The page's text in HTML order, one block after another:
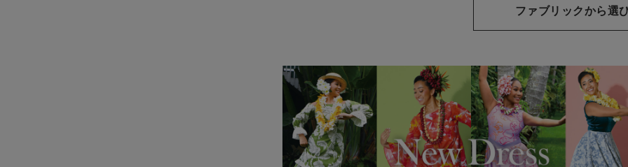
ファブリックから選